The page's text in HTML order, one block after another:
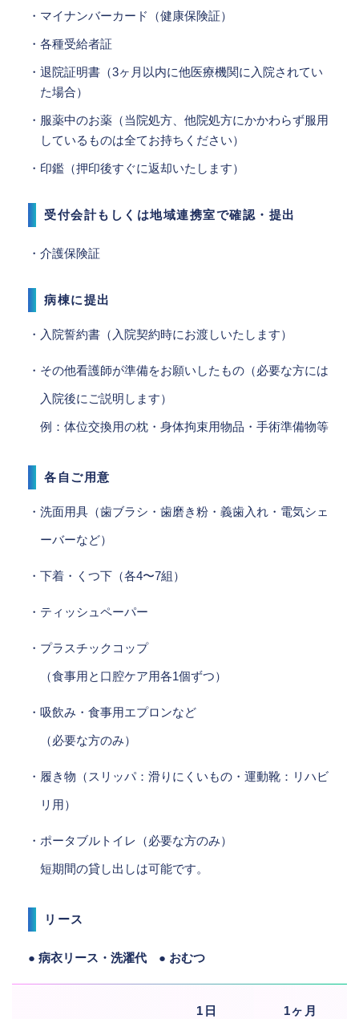
・マイナンバーカード（健康保険証）
・各種受給者証
・退院証明書（3ヶ月以内に他医療機関に入院されてい
た場合）
・服薬中のお薬（当院処方、他院処方にかかわらず服用
しているものは全てお持ちください）
・印鑑（押印後すぐに返却いたします）
受付会計もしくは地域連携室で確認・提出
・介護保険証
病棟に提出
・入院誓約書（入院契約時にお渡しいたします）
・その他看護師が準備をお願いしたもの（必要な方には
入院後にご説明します）
例：体位交換用の枕・身体拘束用物品・手術準備物等
各自ご用意
・洗面用具（歯ブラシ・歯磨き粉・義歯入れ・電気シェ
ーバーなど）
・下着・くつ下（各4〜7組）
・ティッシュペーパー
・プラスチックコップ
（食事用と口腔ケア用各1個ずつ）
・吸飲み・食事用エプロンなど
（必要な方のみ）
・履き物（スリッパ：滑りにくいもの・運動靴：リハビ
リ用）
・ポータブルトイレ（必要な方のみ）
短期間の貸し出しは可能です。
リース
● 病衣リース・洗濯代 ● おむつ
1日 1ヶ月